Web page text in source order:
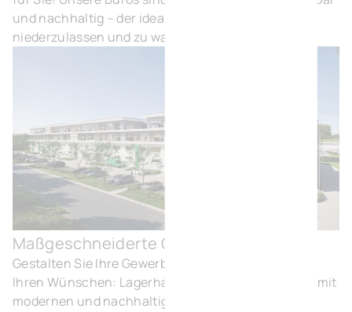
und nachhaltig – der ideale Ort, um sich
niederzulassen und zu wachsen.
Maßgeschneiderte Gebäude
Gestalten Sie Ihre Gewerbeimmobilien ganz nach
Ihren Wünschen: Lagerhallen, Büros oder Labore – mit
modernen und nachhaltigen Lösungen.